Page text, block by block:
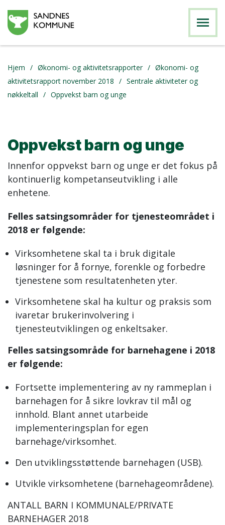
menu
Hjem Økonomi- og aktivitetsrapporter
Økonomi- og
aktivitetsrapport november 2018
Sentrale aktiviteter og
nøkkeltall
Oppvekst barn og unge
Oppvekst barn og unge
Innenfor oppvekst barn og unge er det fokus på
kontinuerlig kompetanseutvikling i alle
enhetene.
Felles satsingsområder for tjenesteområdet i
2018 er følgende:
Virksomhetene skal ta i bruk digitale
løsninger for å fornye, forenkle og forbedre
tjenestene som resultatenheten yter.
Virksomhetene skal ha kultur og praksis som
ivaretar brukerinvolvering i
tjenesteutviklingen og enkeltsaker.
Felles satsingsområde for barnehagene i 2018
er følgende:
Fortsette implementering av ny rammeplan i
barnehagen for å sikre lovkrav til mål og
innhold. Blant annet utarbeide
implementeringsplan for egen
barnehage/virksomhet.
Den utviklingsstøttende barnehagen (USB).
Utvikle virksomhetene (barnehageområdene).
ANTALL BARN I KOMMUNALE/PRIVATE
BARNEHAGER 2018